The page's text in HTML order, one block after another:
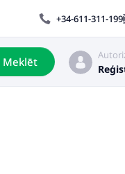
+34-611-311-199
Meklēt